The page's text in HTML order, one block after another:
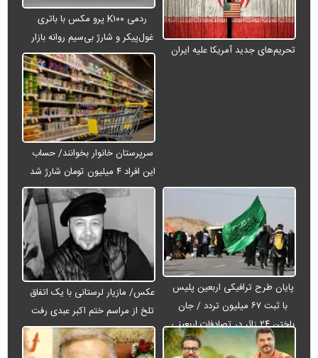
تحریم‌های جدید آمریکا علیه ایران
ردمی K۱۰۰ پرو مکس با باتری
غول‌پیکر و شارژ بی‌سیم روانه بازار
می‌شود
سرپرستان خانوار بخوانند/ حساب
این افراد ۴ میلیون تومان شارژ شد
پایان طرح ترافیکی اربعین پلیس
با ثبت ۶۷ میلیون تردد / جان
باختن ۲۴ زائر در تصادفات اربعینی
عکس/ مازیار لرستانی با یک اتفاق
تلخ از مراسم ختم اکبر عبدی رفت